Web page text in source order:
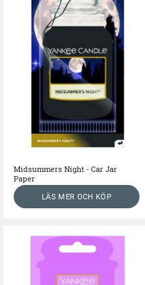
Midsummers Night - Car Jar
Paper
LÄS MER OCH KÖP